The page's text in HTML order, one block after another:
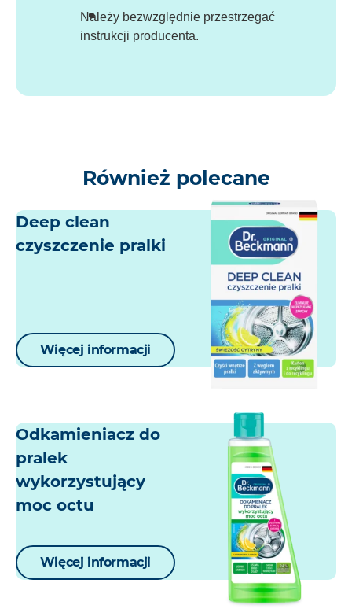
Należy bezwzględnie przestrzegać
instrukcji producenta.
Również polecane
Deep clean
czyszczenie pralki
Więcej informacji
Odkamieniacz do
pralek
wykorzystujący
moc octu
Więcej informacji